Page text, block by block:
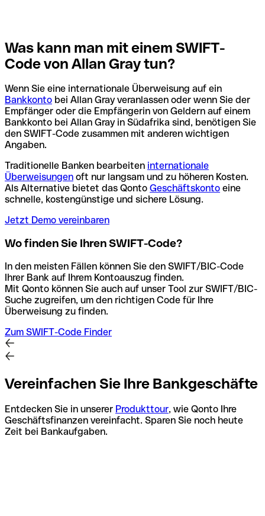
Was kann man mit einem SWIFT-
Code von Allan Gray tun?
Wenn Sie eine internationale Überweisung auf ein
Bankkonto bei Allan Gray veranlassen oder wenn Sie der
Empfänger oder die Empfängerin von Geldern auf einem
Bankkonto bei Allan Gray in Südafrika sind, benötigen Sie
den SWIFT-Code zusammen mit anderen wichtigen
Angaben.
Traditionelle Banken bearbeiten internationale
Überweisungen oft nur langsam und zu höheren Kosten.
Als Alternative bietet das Qonto Geschäftskonto eine
schnelle, kostengünstige und sichere Lösung.
Jetzt Demo vereinbaren
Wo finden Sie Ihren SWIFT-Code?
In den meisten Fällen können Sie den SWIFT/BIC-Code
Ihrer Bank auf Ihrem Kontoauszug finden.
Mit Qonto können Sie auch auf unser Tool zur SWIFT/BIC-
Suche zugreifen, um den richtigen Code für Ihre
Überweisung zu finden.
Zum SWIFT-Code Finder
Vereinfachen Sie Ihre Bankgeschäfte
Entdecken Sie in unserer Produkttour, wie Qonto Ihre
Geschäftsfinanzen vereinfacht. Sparen Sie noch heute
Zeit bei Bankaufgaben.